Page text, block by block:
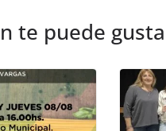
te puede